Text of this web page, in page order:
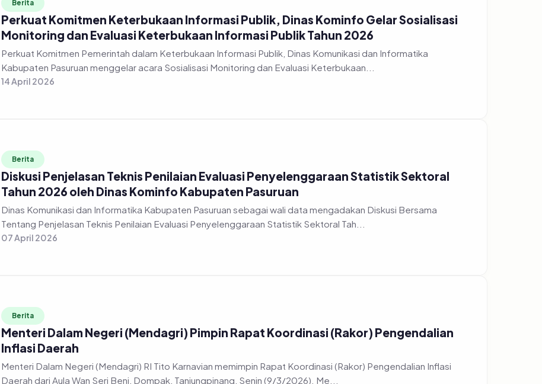
Perkuat Komitmen Keterbukaan Informasi Publik, Dinas Kominfo Gelar Sosialisasi
Monitoring dan Evaluasi Keterbukaan Informasi Publik Tahun 2026
Perkuat Komitmen Pemerintah dalam Keterbukaan Informasi Publik, Dinas Komunikasi dan Informatika
Kabupaten Pasuruan menggelar acara Sosialisasi Monitoring dan Evaluasi Keterbukaan...
14 April 2026
Berita
Diskusi Penjelasan Teknis Penilaian Evaluasi Penyelenggaraan Statistik Sektoral
Tahun 2026 oleh Dinas Kominfo Kabupaten Pasuruan
Dinas Komunikasi dan Informatika Kabupaten Pasuruan sebagai wali data mengadakan Diskusi Bersama
Tentang Penjelasan Teknis Penilaian Evaluasi Penyelenggaraan Statistik Sektoral Tah...
07 April 2026
Berita
Menteri Dalam Negeri (Mendagri) Pimpin Rapat Koordinasi (Rakor) Pengendalian
Inflasi Daerah
Menteri Dalam Negeri (Mendagri) RI Tito Karnavian memimpin Rapat Koordinasi (Rakor) Pengendalian Inflasi
Daerah dari Aula Wan Seri Beni, Dompak, Tanjungpinang, Senin (9/3/2026). Me...